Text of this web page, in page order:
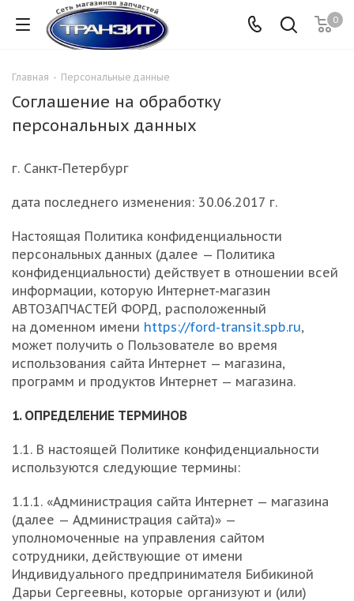
0
Главная - Персональные данные
Соглашение на обработку
персональных данных
г. Санкт-Петербург
дата последнего изменения: 30.06.2017 г.
Настоящая Политика конфиденциальности
персональных данных (далее — Политика
конфиденциальности) действует в отношении всей
информации, которую Интернет-магазин
АВТОЗАПЧАСТЕЙ ФОРД, расположенный
на доменном имени https://ford-transit.spb.ru,
может получить о Пользователе во время
использования сайта Интернет — магазина,
программ и продуктов Интернет — магазина.
1. ОПРЕДЕЛЕНИЕ ТЕРМИНОВ
1.1. В настоящей Политике конфиденциальности
используются следующие термины:
1.1.1. «Администрация сайта Интернет — магазина
(далее — Администрация сайта)» —
уполномоченные на управления сайтом
сотрудники, действующие от имени
Индивидуального предпринимателя Бибикиной
Дарьи Сергеевны, которые организуют и (или)